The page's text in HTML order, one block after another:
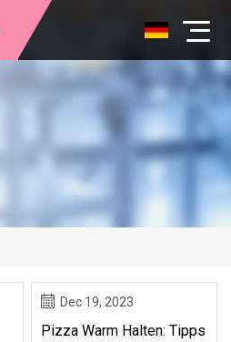
Dec 19, 2023
Pizza Warm Halten: Tipps